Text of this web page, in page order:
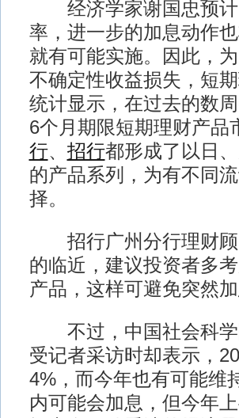
经济学家谢国忠预计
率，进一步的加息动作
就有可能实施。因此，
不确定性收益损失，短
统计显示，在过去的数
6个月期限短期理财产品
行、 招行都形成了以日
的产品系列，为有不同
择。
招行广州分行理财顾
的临近，建议投资者多
产品，这样可避免突然
不过，中国社会科学
受记者采访时却表示，
4%，而今年也有可能维
内可能会加息，但今年